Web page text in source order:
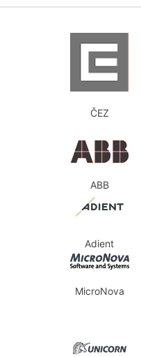
ČEZ
ABB
Adient
MicroNova